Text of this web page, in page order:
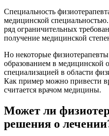
Специальность
медицинской
ряд ограничительных
получение медицинской
Но некоторые
образованием в медицинской
специализацией в области
Как пример можно привести
считается врачом медицины.
Может ли
решения о